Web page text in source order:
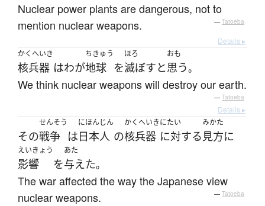
Nuclear power plants are dangerous, not to
mention nuclear weapons.
— Tatoeba
Details ▸
かくへいき
核兵器 はわが
ちきゅう
地球 を
ほろ
滅ぼすと
おも
思う。
We think nuclear weapons will destroy our earth.
— Tatoeba
Details ▸
その
せんそう
戦争 は
にほんじん
日本人 の
かくへいき
核兵器
にたい
に対する
みかた
見方に
えいきょう
影響 を
あた
与えた。
The war affected the way the Japanese view
nuclear weapons.
— Tatoeba